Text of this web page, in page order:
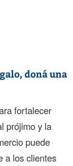
doná una
fortalecer
prójimo y la
puede
a los clientes